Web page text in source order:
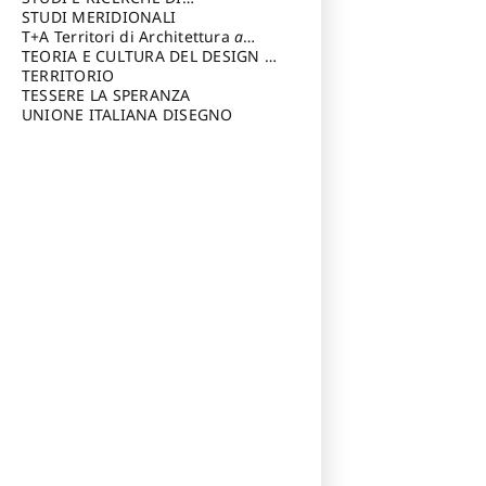
Riccardo
di Architettura Università degli
Studi G. d' Annunzio
ARCHITETTURA del Dipartimento
di Architettura Università degli
Studi G. d' Annunzio, Chieti-
Pescaraa cura di: Fusero Paolo
STUDI MERIDIONALI
T+A Territori di Architetturaa
cura di: Ramazzotti Luigi
TEORIA E CULTURA DEL DESIGN a
cura di: Furlanis Giuseppe
TERRITORIO
TESSERE LA SPERANZA
UNIONE ITALIANA DISEGNO